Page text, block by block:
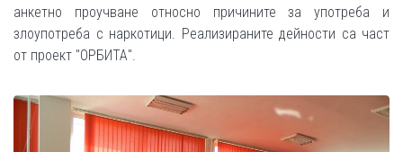
анкетно проучване относно причините за употреба и
злоупотреба с наркотици. Реализираните дейности са част
от проект "ОРБИТА".